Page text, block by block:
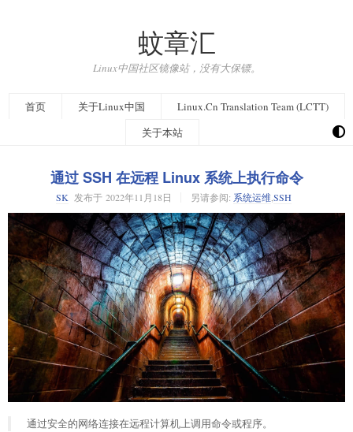
蚊章汇
Linux中国社区镜像站，没有大保镖。
首页 关于Linux中国
Linux.Cn Translation Team (LCTT)
关于本站
通过 SSH 在远程 Linux 系统上执行命令
SK 发布于 2022年11月18日 另请参阅: 系统运维,SSH
通过安全的网络连接在远程计算机上调用命令或程序。